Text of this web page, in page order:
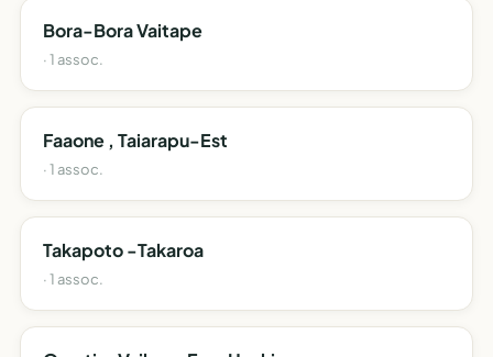
Bora-Bora Vaitape
· 1 assoc.
Faaone , Taiarapu-Est
· 1 assoc.
Takapoto -Takaroa
· 1 assoc.